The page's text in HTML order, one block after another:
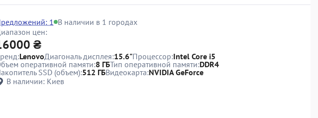
1 В наличии в 1 городах
цен:
₴
LenovoДиагональ дисплея:15.6"Процессор:Intel Core i5
оперативной памяти:8 ГБТип оперативной памяти:DDR4
SSD (объем):512 ГБВидеокарта:NVIDIA GeForce
В наличии: Киев